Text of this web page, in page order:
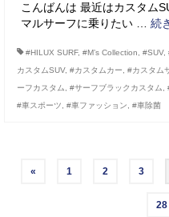
こんばんは 最近はカスタム
マルサーフに乗りたい … 続
#HILUX SURF, #M’s Collection #SUV,
カスタムSUV, #カスタムカー #カスタム
ーフカスタム
#サーフブラックカスタム
#車スポーツ
#車ファッション #車除菌
« 1 2 3
28